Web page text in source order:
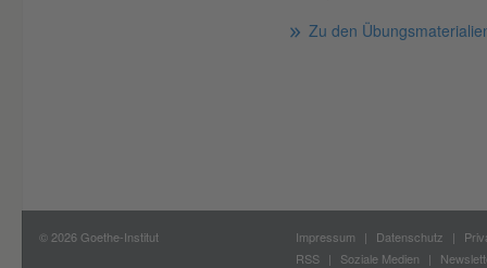
Zu den
© 2026 Goethe-Institut Impressum Datenschutz
RSS
Soziale Medien